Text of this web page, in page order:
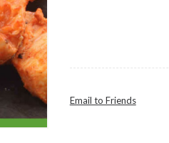
Email to Friends